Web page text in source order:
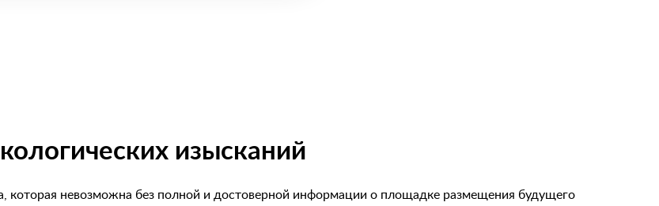
изысканий
которая невозможна без полной и достоверной информации о площадке размещения будущего